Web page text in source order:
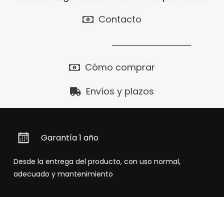
Contacto
Cómo comprar
Envíos y plazos
Garantía 1 año
Desde la entrega del producto, con uso normal,
adecuado y mantenimiento